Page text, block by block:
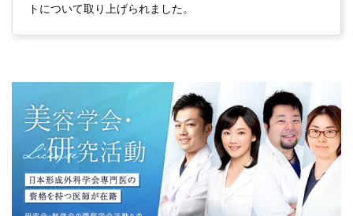
トについて取り上げられました。